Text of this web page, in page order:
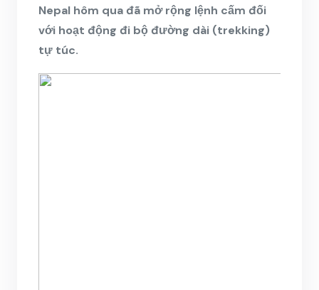
Nepal hôm qua đã mở rộng lệnh cấm đối
với hoạt động đi bộ đường dài (trekking)
tự túc.